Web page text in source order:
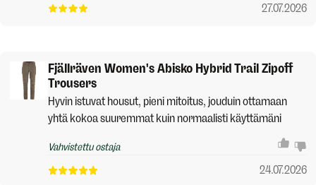
27.07.2026
Fjällräven Women's Abisko Hybrid Trail Zipoff
Trousers
Hyvin istuvat housut, pieni mitoitus, jouduin ottamaan
yhtä kokoa suuremmat kuin normaalisti käyttämäni
Vahvistettu ostaja
24.07.2026